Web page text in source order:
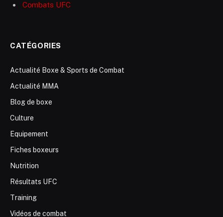
Combats UFC
CATÉGORIES
Actualité Boxe & Sports de Combat
Actualité MMA
Blog de boxe
Culture
Equipement
Fiches boxeurs
Nutrition
Résultats UFC
Training
Vidéos de combat